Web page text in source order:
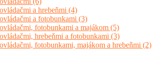
a hrebeňmi (4)
a fotobunkami (3)
fotobunkami a majákom (5)
hrebeňmi a fotobunkami (3)
fotobunkami, majákom a hrebeňmi (2)